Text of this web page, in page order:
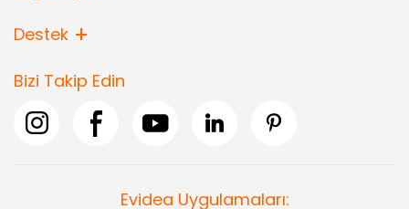
Destek
Bizi Takip Edin
Evidea Uygulamaları: